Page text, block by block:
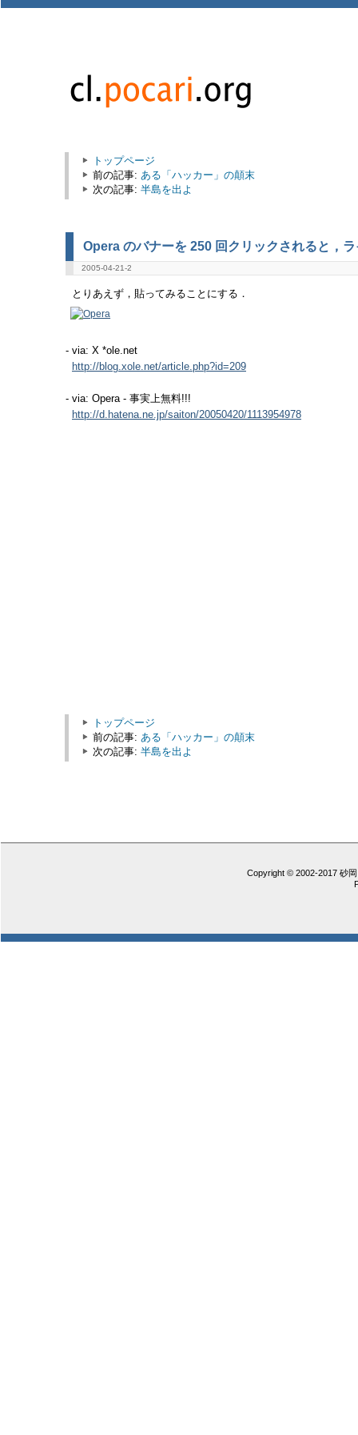
トップページ
前の記事: ある「ハッカー」の顛末
次の記事: 半島を出よ
Opera のバナーを 250 回クリックされると，
2005-04-21-2
とりあえず，貼ってみることにする．
- via: X *ole.net
http://blog.xole.net/article.php?id=209
- via: Opera - 事実上無料!!!
http://d.hatena.ne.jp/saiton/20050420/1113954978
トップページ
前の記事: ある「ハッカー」の顛末
次の記事: 半島を出よ
Copyright © 2002-2017 砂